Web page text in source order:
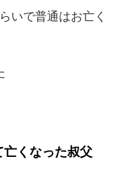
いで普通はお亡く
くなった叔父